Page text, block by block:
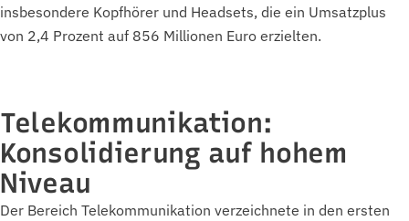
insbesondere Kopfhörer und Headsets, die ein Umsatzplus
von 2,4 Prozent auf 856 Millionen Euro erzielten.
Telekommunikation:
Konsolidierung auf hohem
Niveau
Der Bereich Telekommunikation verzeichnete in den ersten